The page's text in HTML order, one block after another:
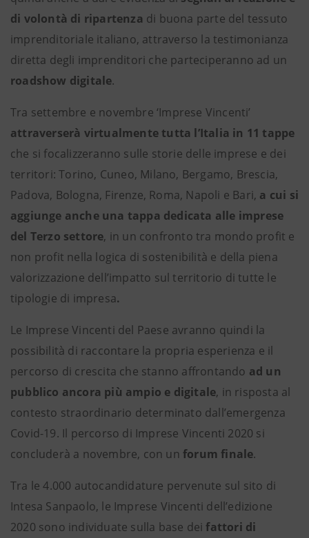
di volontà di ripartenza di buona parte del tessuto
imprenditoriale italiano, attraverso la testimonianza
diretta degli imprenditori che parteciperanno ad un
roadshow digitale.
Tra settembre e novembre ‘Imprese Vincenti’
attraverserà virtualmente tutta l’Italia in 11 tappe
che si focalizzeranno sulle storie delle imprese e dei
territori: Torino, Cuneo, Milano, Bergamo, Brescia,
Padova, Bologna, Firenze, Roma, Napoli e Bari, a cui si
aggiunge anche una tappa dedicata alle imprese
del Terzo settore, in un confronto tra mondo profit e
non profit nella logica di sostenibilità e della piena
valorizzazione dell’impatto sul territorio di tutte le
tipologie di impresa.
Le Imprese Vincenti del Paese avranno quindi la
possibilità di raccontare la propria esperienza e il
percorso di crescita che stanno affrontando ad un
pubblico ancora più ampio e digitale, in risposta al
contesto straordinario determinato dall’emergenza
Covid-19. Il percorso di Imprese Vincenti 2020 si
concluderà a novembre, con un forum finale.
Tra le 4.000 autocandidature pervenute sul sito di
Intesa Sanpaolo, le Imprese Vincenti dell’edizione
2020 sono individuate sulla base dei fattori di